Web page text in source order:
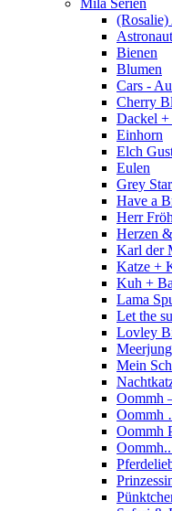
Mila Serien
Bienen
Blumen
Cars -
Cherry
Dackel +
Einhorn
Elch
Eulen
Grey
Have a
Herr
Herzen
Karl der
Katze +
Kuh +
Lama
Let the
Lovley
Mein
Oommh
Oommh
Oommh